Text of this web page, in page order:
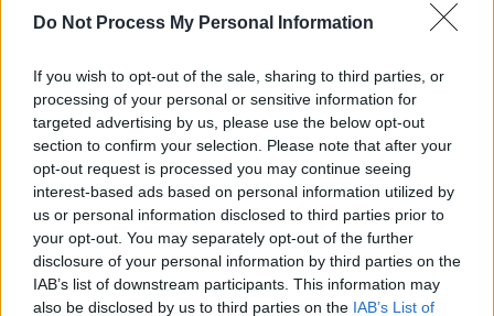
Do Not Process My Personal Information
If you wish to opt-out of the sale, sharing to third parties, or
processing of your personal or sensitive information for
targeted advertising by us, please use the below opt-out
section to confirm your selection. Please note that after your
opt-out request is processed you may continue seeing
interest-based ads based on personal information utilized by
us or personal information disclosed to third parties prior to
your opt-out. You may separately opt-out of the further
disclosure of your personal information by third parties on the
IAB’s list of downstream participants. This information may
also be disclosed by us to third parties on the IAB’s List of
Actus Info
Elon Musk nuirait gravement à Tesla
selon une étude européenne
Auto Pour Vous 5 août 2026 0